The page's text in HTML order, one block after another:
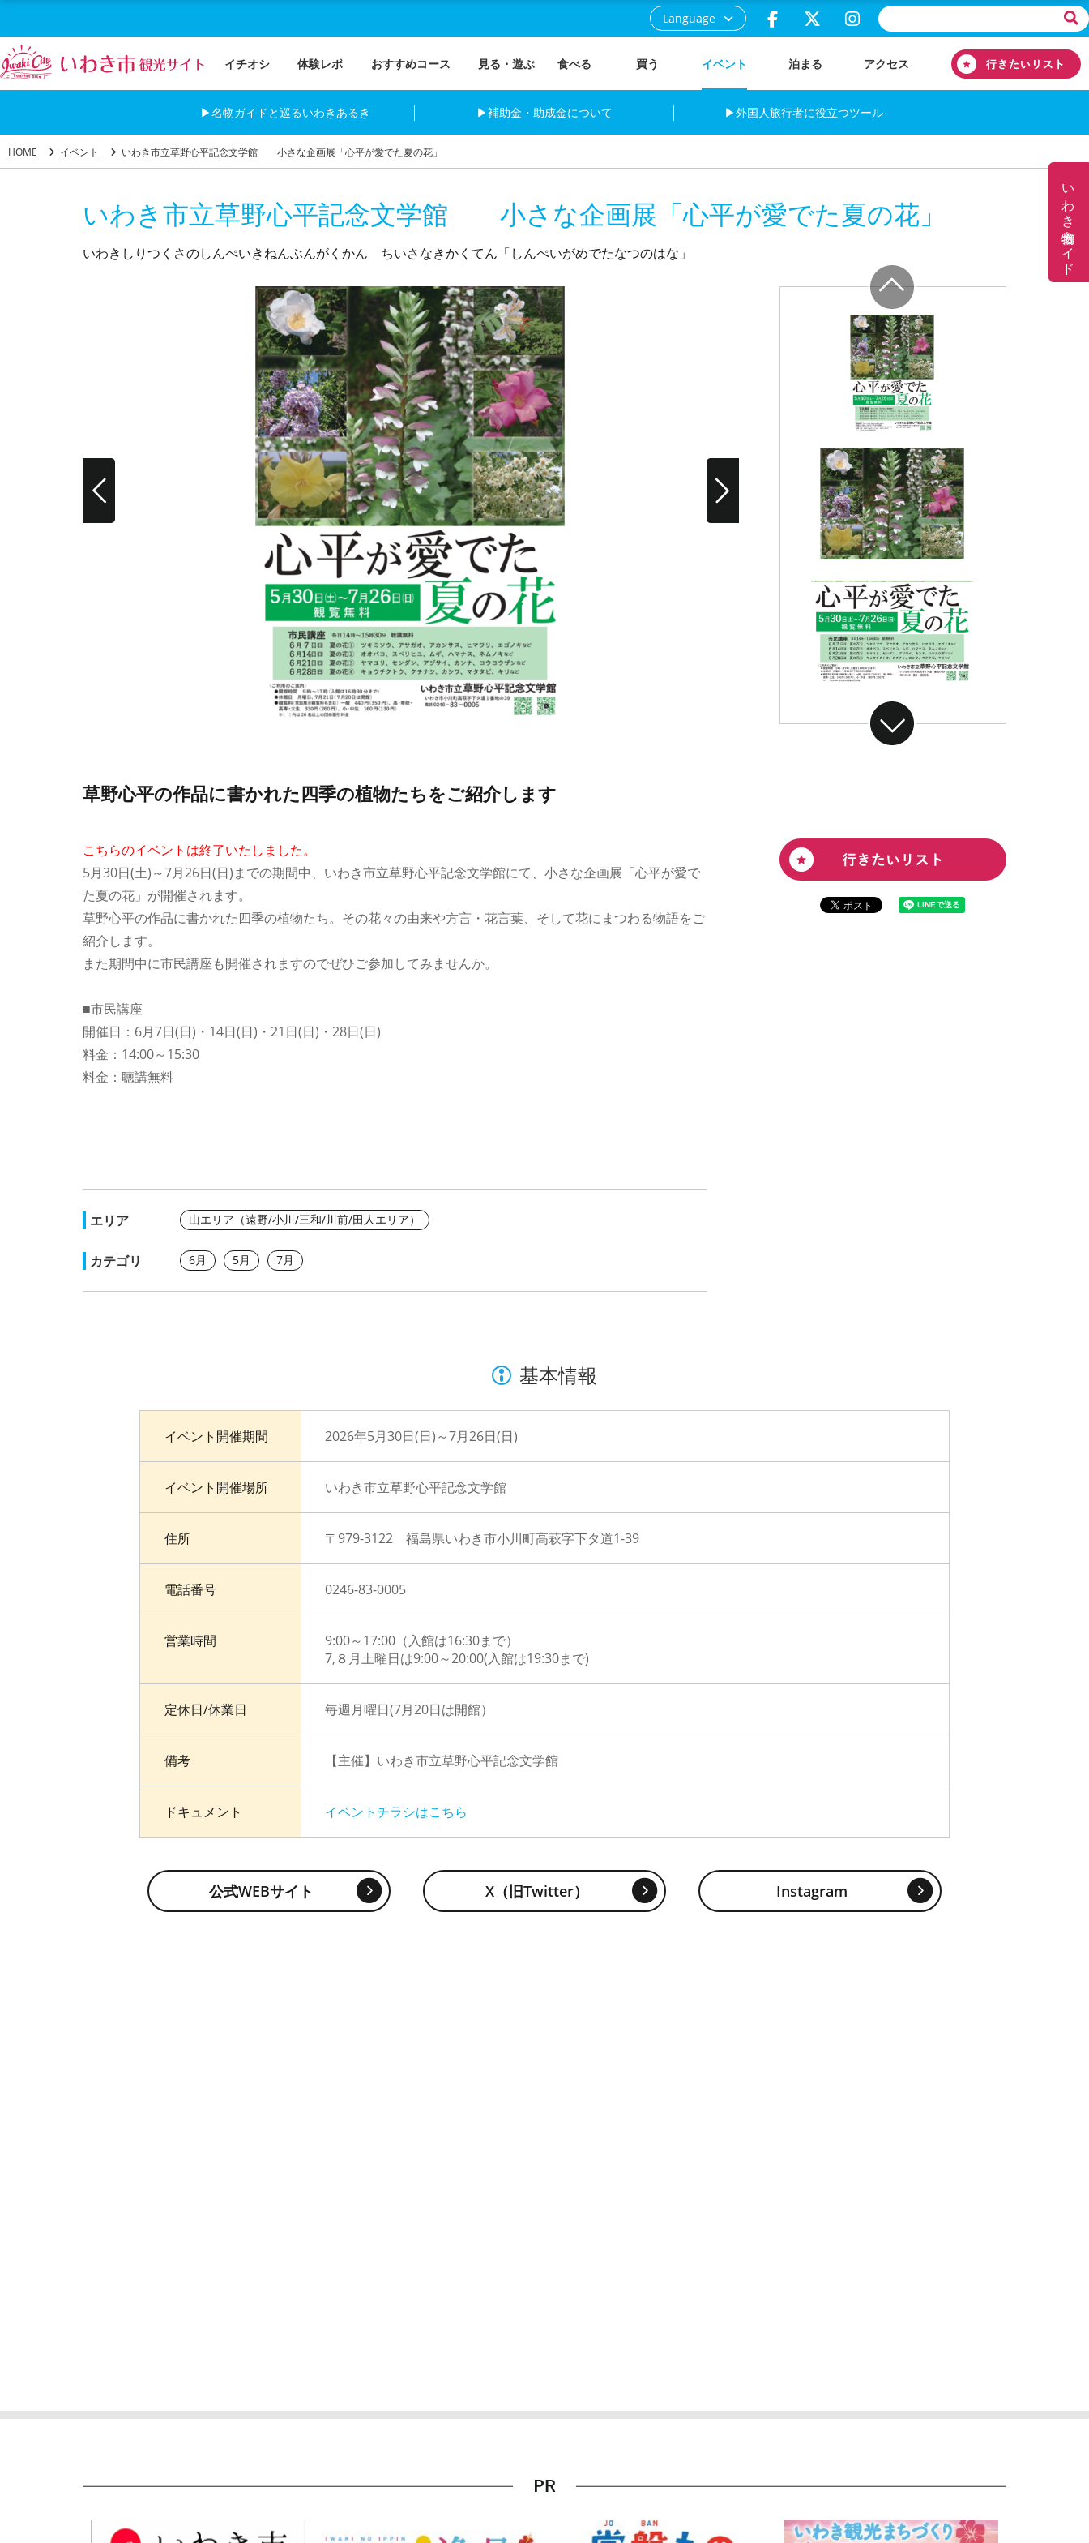
Language
イチオシ 体験レポ おすすめコース 見る・遊ぶ 食べる 買う イベント 泊まる アクセス
▶名物ガイドと巡るいわきあるき ▶補助金・助成金について ▶外国人旅行者に役立つツール
いわき名物ガイド
HOME イベント いわき市立草野心平記念文学館 小さな企画展「心平が愛でた夏の花」
いわき市立草野心平記念文学館 小さな企画展「心平が愛でた夏の花」
いわきしりつくさのしんぺいきねんぶんがくかん ちいさなきかくてん「しんぺいがめでたなつのはな」
草野心平の作品に書かれた四季の植物たちをご紹介します
こちらのイベントは終了いたしました。
5月30日(土)～7月26日(日)までの期間中、いわき市立草野心平記念文学館にて、小さな企画展「心平が愛で
た夏の花」が開催されます。
草野心平の作品に書かれた四季の植物たち。その花々の由来や方言・花言葉、そして花にまつわる物語をご
紹介します。
また期間中に市民講座も開催されますのでぜひご参加してみませんか。
■市民講座
開催日：6月7日(日)・14日(日)・21日(日)・28日(日)
料金：14:00～15:30
料金：聴講無料
エリア 山エリア（遠野/小川/三和/川前/田人エリア）
カテゴリ 6月 5月 7月
基本情報
イベント開催期間 2026年5月30日(日)～7月26日(日)
イベント開催場所 いわき市立草野心平記念文学館
住所 〒979-3122 福島県いわき市小川町高萩字下タ道1-39
電話番号 0246-83-0005
営業時間
9:00～17:00（入館は16:30まで）
7,８月土曜日は9:00～20:00(入館は19:30まで)
定休日/休業日 毎週月曜日(7月20日は開館）
備考 【主催】いわき市立草野心平記念文学館
ドキュメント イベントチラシはこちら
公式WEBサイト X（旧Twitter） Instagram